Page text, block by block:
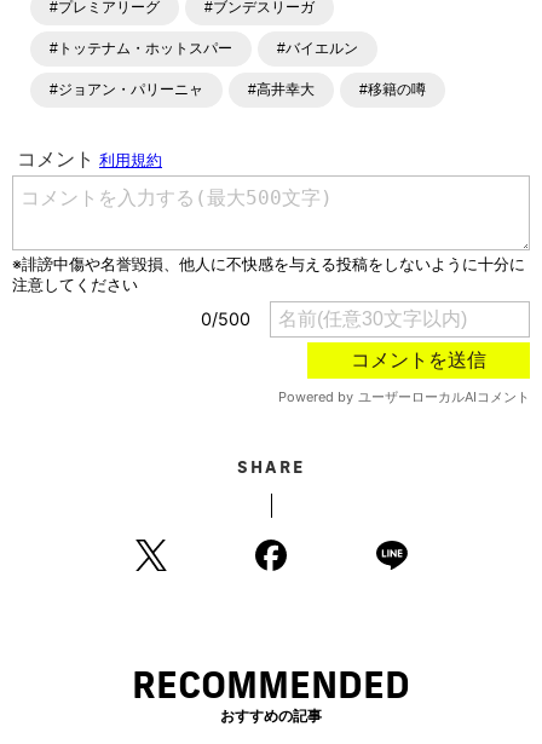
ます。「X」「Instagram」「YouTube」「TikTok」など、
#プレミアリーグ #ブンデスリーガ
#トッテナム・ホットスパー #バイエルン
#ジョアン・パリーニャ #高井幸大 #移籍の噂
SHARE
RECOMMENDED
おすすめの記事